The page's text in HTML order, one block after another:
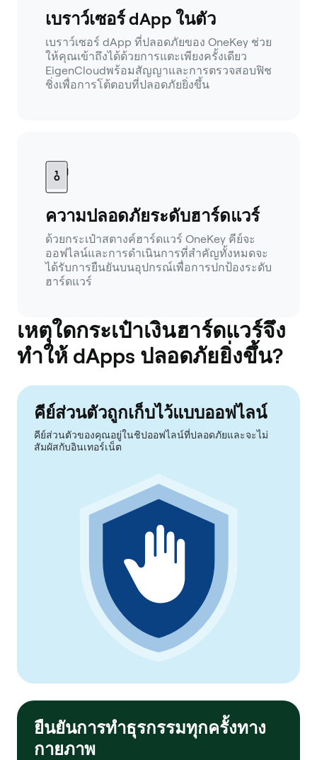
เบราว์เซอร์ dApp ในตัว
เบราว์เซอร์ dApp ที่ปลอดภัยของ OneKey ช่วย
ให้คุณเข้าถึงได้ด้วยการแตะเพียงครั้งเดียว
EigenCloudพร้อมสัญญาและการตรวจสอบฟิช
ชิ่งเพื่อการโต้ตอบที่ปลอดภัยยิ่งขึ้น
ความปลอดภัยระดับฮาร์ดแวร์
ด้วยกระเป๋าสตางค์ฮาร์ดแวร์ OneKey คีย์จะ
ออฟไลน์และการดำเนินการที่สำคัญทั้งหมดจะ
ได้รับการยืนยันบนอุปกรณ์เพื่อการปกป้องระดับ
ฮาร์ดแวร์
เหตุใดกระเป๋าเงินฮาร์ดแวร์จึง
ทำให้ dApps ปลอดภัยยิ่งขึ้น?
คีย์ส่วนตัวถูกเก็บไว้แบบออฟไลน์
คีย์ส่วนตัวของคุณอยู่ในชิปออฟไลน์ที่ปลอดภัยและจะไม่
สัมผัสกับอินเทอร์เน็ต
ยืนยันการทำธุรกรรมทุกครั้งทาง
กายภาพ